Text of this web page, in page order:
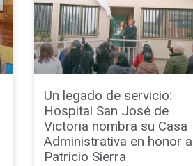
Un legado de servicio:
Hospital San José de
Victoria nombra su Casa
Administrativa en honor a
Patricio Sierra